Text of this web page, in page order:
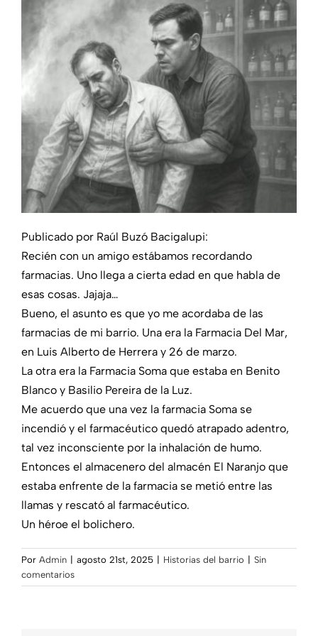
Más secciones
Publicado por Raúl Buzó Bacigalupi:
Recién con un amigo estábamos recordando
farmacias. Uno llega a cierta edad en que habla de
esas cosas. Jajaja…
Bueno, el asunto es que yo me acordaba de las
farmacias de mi barrio. Una era la Farmacia Del Mar,
en Luis Alberto de Herrera y 26 de marzo.
La otra era la Farmacia Soma que estaba en Benito
Blanco y Basilio Pereira de la Luz.
Me acuerdo que una vez la farmacia Soma se
incendió y el farmacéutico quedó atrapado adentro,
tal vez inconsciente por la inhalación de humo.
Entonces el almacenero del almacén El Naranjo que
estaba enfrente de la farmacia se metió entre las
llamas y rescató al farmacéutico.
Un héroe el bolichero.
Por Admin agosto 21st, 2025 Historias del barrio
Sin
comentarios